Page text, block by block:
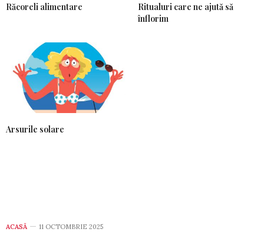
Răcoreli alimentare
Ritualuri care ne ajută să
înflorim
Arsurile solare
ACASĂ 11 OCTOMBRIE 2025